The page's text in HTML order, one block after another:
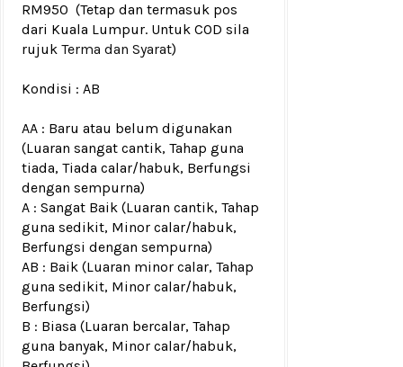
RM950 (Tetap dan termasuk pos
dari Kuala Lumpur. Untuk COD sila
rujuk Terma dan Syarat)
Kondisi : AB
AA : Baru atau belum digunakan
(Luaran sangat cantik, Tahap guna
tiada, Tiada calar/habuk, Berfungsi
dengan sempurna)
A : Sangat Baik (Luaran cantik, Tahap
guna sedikit, Minor calar/habuk,
Berfungsi dengan sempurna)
AB : Baik (Luaran minor calar, Tahap
guna sedikit, Minor calar/habuk,
Berfungsi)
B : Biasa (Luaran bercalar, Tahap
guna banyak, Minor calar/habuk,